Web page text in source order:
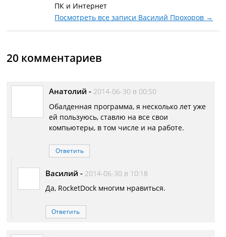
ПК и Интернет
Посмотреть все записи Василий Прохоров →
20 комментариев
Анатолий - 2014-06-30 в 00:50
Обалденная программа, я несколько лет уже
ей пользуюсь, ставлю на все свои
компьютеры, в том числе и на работе.
Ответить
Василий - 2014-06-30 в 10:18
Да, RocketDock многим нравиться.
Ответить